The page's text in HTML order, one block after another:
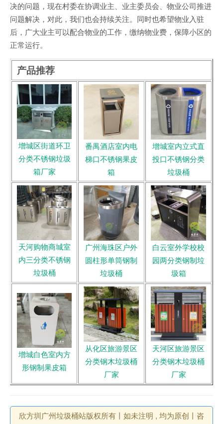
决的问题，现在村委在协调业主、业主委员会、物业公司推进
问题解决，对此，我们也会持续关注。同时也希望物业入驻
后，广大业主可以配合物业的工作，缴纳物业费，保障小区的
正常运行。
产品推荐
增城区街道环卫
分类不锈钢垃圾
箱厂家
番禺酒店室内电
梯口不锈钢果皮
箱
增城室内立式直
投口不锈钢分类
垃圾桶
天河购物商城室
内三分类不锈钢
垃圾桶
广州海珠区户外
圆柱形单筒钢制
垃圾桶
白云室外学校校
园两分类钢制垃
圾箱
增城白色室内方
形钢制果皮箱
从化区旅游景区
分类钢木垃圾桶
厂家
天河区旅游景区
分类钢木垃圾桶
厂家
欣方圳广州垃圾桶站版权所有丨如未注明 , 均为原创丨咨